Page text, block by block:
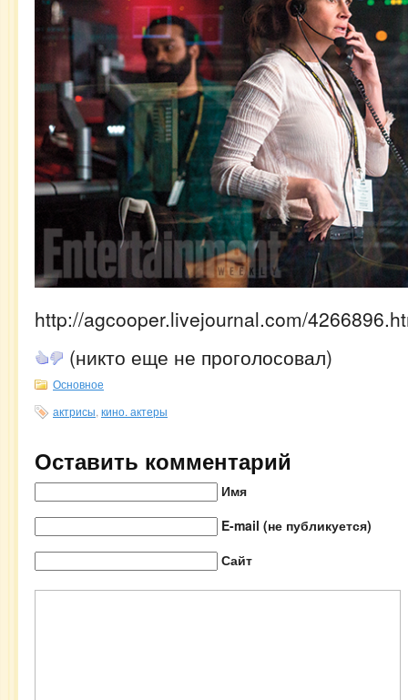
http://agcooper.livejournal.com/
(никто еще не проголосовал)
Основное
актрисы кино. актеры
Оставить комментарий
Имя
E-mail (не публикуется)
Сайт